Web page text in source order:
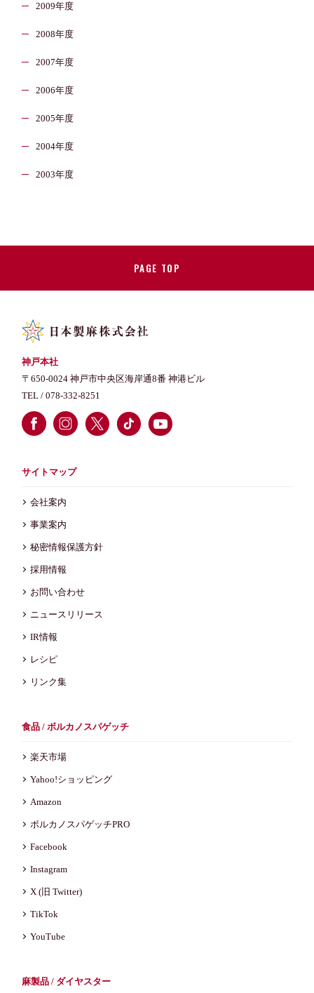
2009年度
2008年度
2007年度
2006年度
2005年度
2004年度
2003年度
PAGE TOP
神戸本社
〒650-0024 神戸市中央区海岸通8番 神港ビル
TEL /078-332-8251
サイトマップ
会社案内
事業案内
秘密情報保護方針
採用情報
お問い合わせ
ニュースリリース
IR情報
レシピ
リンク集
食品 / ボルカノスパゲッチ
楽天市場
Yahoo!ショッピング
Amazon
ボルカノスパゲッチPRO
Facebook
Instagram
X (旧 Twitter)
TikTok
YouTube
麻製品 / ダイヤスター